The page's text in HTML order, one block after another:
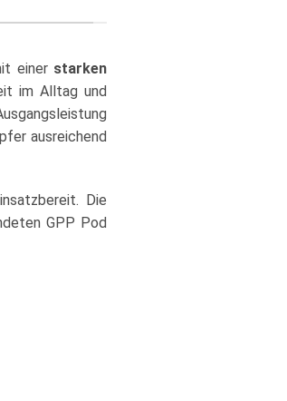
einer starken
im Alltag und
ausreichend
Die
GPP Pod